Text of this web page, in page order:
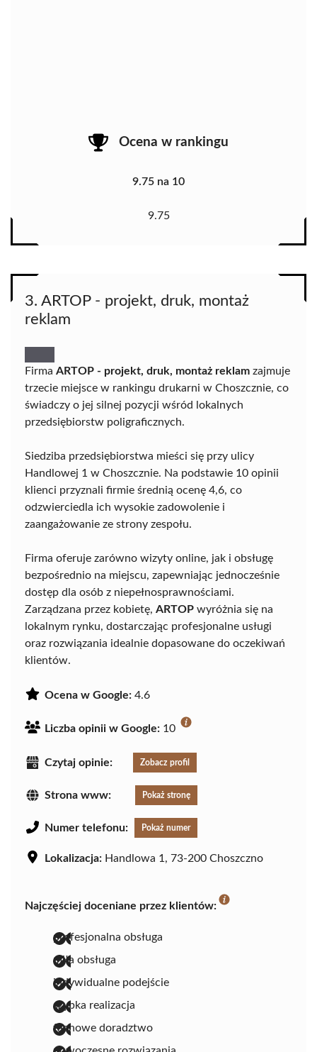
Ocena w rankingu
9.75 na 10
9.75
3. ARTOP - projekt, druk, montaż
reklam
Firma ARTOP - projekt, druk, montaż reklam zajmuje
trzecie miejsce w rankingu drukarni w Choszcznie, co
świadczy o jej silnej pozycji wśród lokalnych
przedsiębiorstw poligraficznych.
Siedziba przedsiębiorstwa mieści się przy ulicy
Handlowej 1 w Choszcznie. Na podstawie 10 opinii
klienci przyznali firmie średnią ocenę 4,6, co
odzwierciedla ich wysokie zadowolenie i
zaangażowanie ze strony zespołu.
Firma oferuje zarówno wizyty online, jak i obsługę
bezpośrednio na miejscu, zapewniając jednocześnie
dostęp dla osób z niepełnosprawnościami.
Zarządzana przez kobietę, ARTOP wyróżnia się na
lokalnym rynku, dostarczając profesjonalne usługi
oraz rozwiązania idealnie dopasowane do oczekiwań
klientów.
Ocena w Google: 4.6
Liczba opinii w Google: 10
Czytaj opinie: Zobacz profil
Strona www: Pokaż stronę
Numer telefonu: Pokaż numer
Lokalizacja: Handlowa 1, 73-200 Choszczno
Najczęściej doceniane przez klientów:
profesjonalna obsługa
miła obsługa
indywidualne podejście
szybka realizacja
fachowe doradztwo